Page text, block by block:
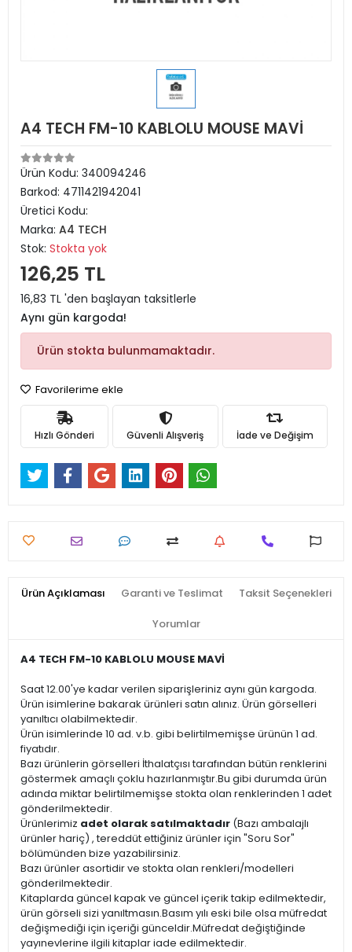
A4 TECH FM-10 KABLOLU MOUSE MAVİ
Ürün Kodu: 340094246
Barkod: 4711421942041
Üretici Kodu:
Marka: A4 TECH
Stok: Stokta yok
126,25 TL
16,83 TL 'den başlayan taksitlerle
Aynı gün kargoda!
Ürün stokta bulunmamaktadır.
Favorilerime ekle
Hızlı Gönderi Güvenli Alışveriş İade ve Değişim
Ürün Açıklaması Garanti ve Teslimat Taksit Seçenekleri
Yorumlar
A4 TECH FM-10 KABLOLU MOUSE MAVİ
Saat 12.00'ye kadar verilen siparişleriniz aynı gün kargoda.
Ürün isimlerine bakarak ürünleri satın alınız. Ürün görselleri
yanıltıcı olabilmektedir.
Ürün isimlerinde 10 ad. v.b. gibi belirtilmemişse ürünün 1 ad.
fiyatıdır.
Bazı ürünlerin görselleri İthalatçısı tarafından bütün renklerini
göstermek amaçlı çoklu hazırlanmıştır.Bu gibi durumda ürün
adında miktar belirtilmemişse stokta olan renklerinden 1 adet
gönderilmektedir.
Ürünlerimiz adet olarak satılmaktadır (Bazı ambalajlı
ürünler hariç) , tereddüt ettiğiniz ürünler için "Soru Sor"
bölümünden bize yazabilirsiniz.
Bazı ürünler asortidir ve stokta olan renkleri/modelleri
gönderilmektedir.
Kitaplarda güncel kapak ve güncel içerik takip edilmektedir,
ürün görseli sizi yanıltmasın.Basım yılı eski bile olsa müfredat
değişmediği için içeriği günceldir.Müfredat değiştiğinde
yayınevlerine ilgili kitaplar iade edilmektedir.